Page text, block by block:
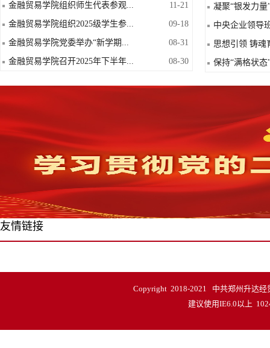
金融贸易学院组织师生代表参观... 11-21
金融贸易学院组织2025级学生参... 09-18
金融贸易学院党委举办“新学期... 08-31
金融贸易学院召开2025年下半年... 08-30
凝聚“银发力
中央企业领导
思想引领 铸
保持“满格状态
友情链接
Copyright 2018-2021 中共郑州升达经
建议使用IE6.0以上